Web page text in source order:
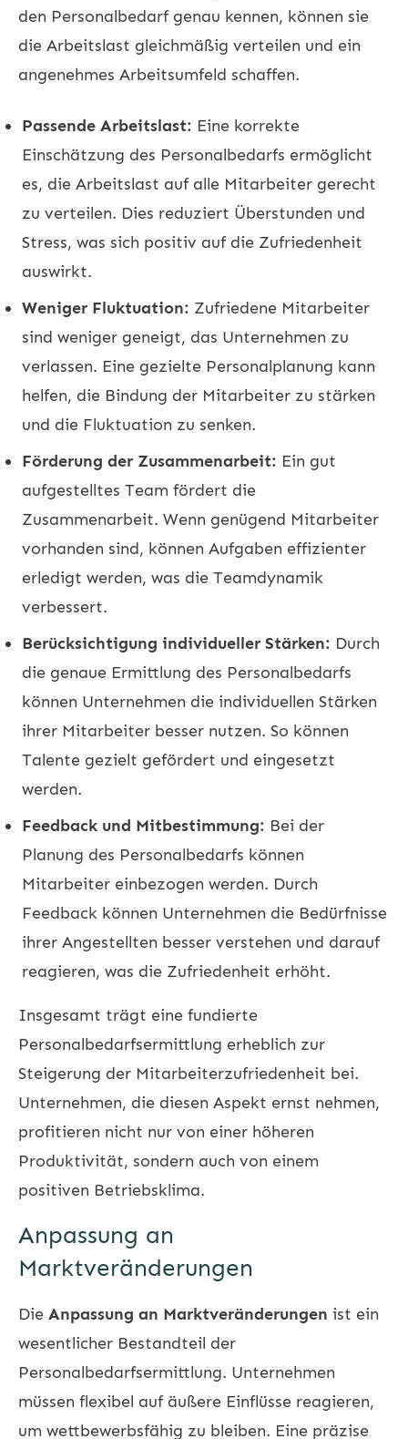
den Personalbedarf genau kennen, können sie
die Arbeitslast gleichmäßig verteilen und ein
angenehmes Arbeitsumfeld schaffen.
Passende Arbeitslast: Eine korrekte
Einschätzung des Personalbedarfs ermöglicht
es, die Arbeitslast auf alle Mitarbeiter gerecht
zu verteilen. Dies reduziert Überstunden und
Stress, was sich positiv auf die Zufriedenheit
auswirkt.
Weniger Fluktuation: Zufriedene Mitarbeiter
sind weniger geneigt, das Unternehmen zu
verlassen. Eine gezielte Personalplanung kann
helfen, die Bindung der Mitarbeiter zu stärken
und die Fluktuation zu senken.
Förderung der Zusammenarbeit: Ein gut
aufgestelltes Team fördert die
Zusammenarbeit. Wenn genügend Mitarbeiter
vorhanden sind, können Aufgaben effizienter
erledigt werden, was die Teamdynamik
verbessert.
Berücksichtigung individueller Stärken: Durch
die genaue Ermittlung des Personalbedarfs
können Unternehmen die individuellen Stärken
ihrer Mitarbeiter besser nutzen. So können
Talente gezielt gefördert und eingesetzt
werden.
Feedback und Mitbestimmung: Bei der
Planung des Personalbedarfs können
Mitarbeiter einbezogen werden. Durch
Feedback können Unternehmen die Bedürfnisse
ihrer Angestellten besser verstehen und darauf
reagieren, was die Zufriedenheit erhöht.
Insgesamt trägt eine fundierte
Personalbedarfsermittlung erheblich zur
Steigerung der Mitarbeiterzufriedenheit bei.
Unternehmen, die diesen Aspekt ernst nehmen,
profitieren nicht nur von einer höheren
Produktivität, sondern auch von einem
positiven Betriebsklima.
Anpassung an
Marktveränderungen
Die Anpassung an Marktveränderungen ist ein
wesentlicher Bestandteil der
Personalbedarfsermittlung. Unternehmen
müssen flexibel auf äußere Einflüsse reagieren,
um wettbewerbsfähig zu bleiben. Eine präzise